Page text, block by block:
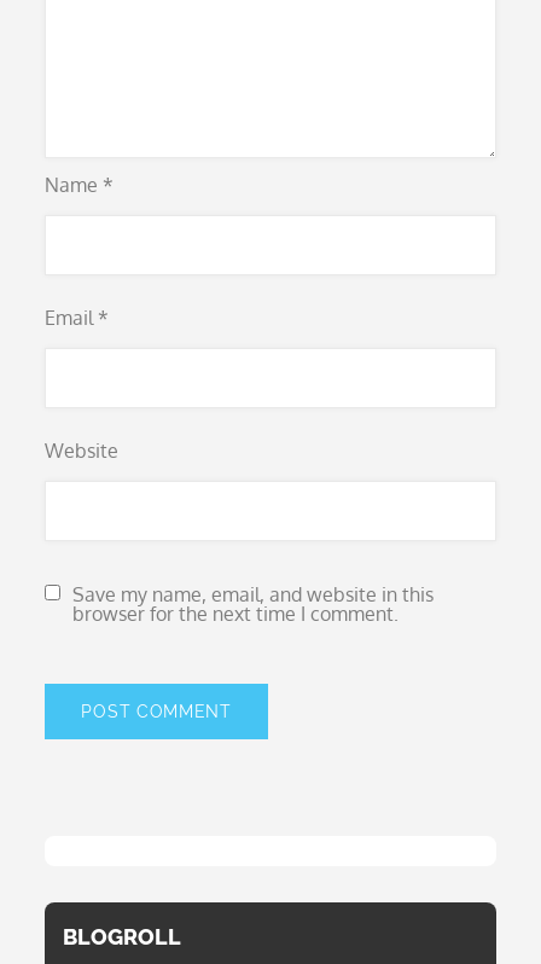
Name *
Email *
Website
Save my name, email, and website in this
browser for the next time I comment.
BLOGROLL